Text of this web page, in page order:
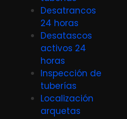
Desatrancos
24 horas
Desatascos
activos 24
horas
Inspección de
tuberías
Localización
arquetas